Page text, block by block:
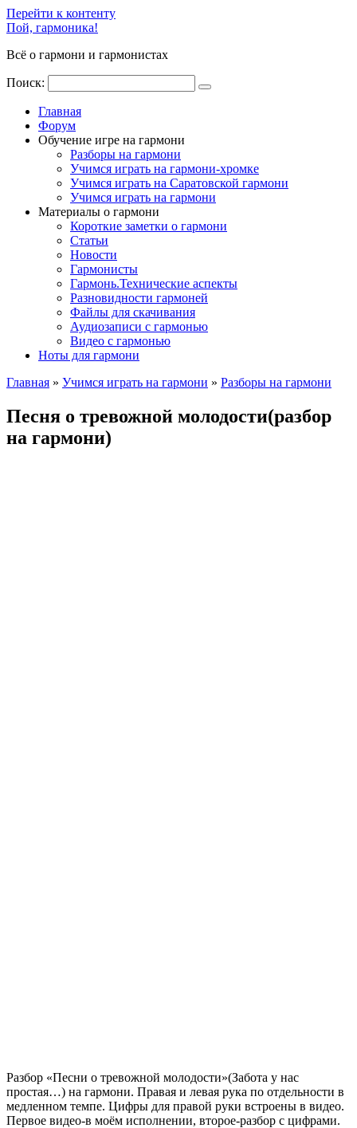
Перейти к контенту
Пой, гармоника!
Всё о гармони и гармонистах
Поиск:
Главная
Форум
Обучение игре на гармони
Разборы на гармони
Учимся играть на гармони-хромке
Учимся играть на Саратовской гармони
Учимся играть на гармони
Материалы о гармони
Короткие заметки о гармони
Cтатьи
Новости
Гармонисты
Гармонь.Технические аспекты
Разновидности гармоней
Файлы для скачивания
Аудиозаписи с гармонью
Видео с гармонью
Ноты для гармони
Главная » Учимся играть на гармони » Разборы на гармони
Песня о тревожной молодости(разбор
на гармони)
Разбор «Песни о тревожной молодости»(Забота у нас
простая…) на гармони. Правая и левая рука по отдельности в
медленном темпе. Цифры для правой руки встроены в видео.
Первое видео-в моём исполнении, второе-разбор с цифрами.